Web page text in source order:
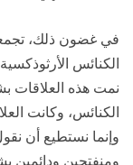
في غضون ذلك،
الكنائس
نمت هذه العلاقات
الكنائس، وكانت
وإنما نستطيع أن
ومنفتحين ودائمين